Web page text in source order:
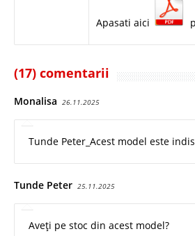
Apasati aici
(17) comentarii
Monalisa 26.11.2025
Tunde Peter_Acest model este
Tunde Peter 25.11.2025
Aveți pe stoc din acest model?